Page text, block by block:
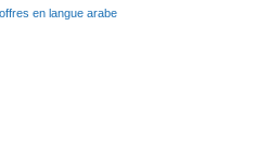
en langue arabe